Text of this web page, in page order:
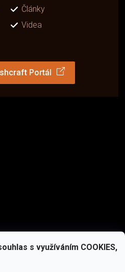
s využíváním COOKIES,
Články
Videa
Portál